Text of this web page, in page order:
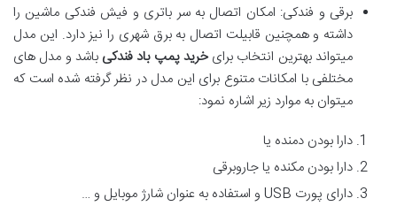
برقی و فندکی: امکان اتصال به سر باتری و فیش فندکی ماشین را
داشته و همچنین قابیلت اتصال به برق شهری را نیز دارد. این مدل
میتواند بهترین انتخاب برایخرید پمپ باد فندکی باشد و مدل های
مختلفی با امکانات متنوع برای این مدل در نظر گرفته شده است که
میتوان به موارد زیر اشاره نمود:
دارا بودن دمنده یا
دارا بودن مکنده یا جاروبرقی
دارای پورت USB و استفاده به عنوان شارژ موبایل و …